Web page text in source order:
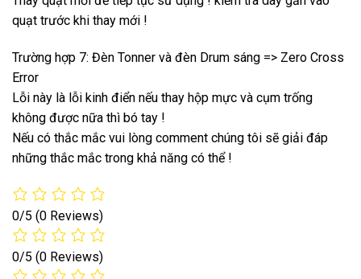
quạt trước khi thay mới !
Trường hợp 7: Đèn Tonner và đèn Drum sáng => Zero Cross
Error
Lỗi này là lỗi kinh điển nếu thay hộp mực và cụm trống
không được nữa thì bó tay !
Nếu có thắc mắc vui lòng comment chúng tôi sẽ giải đáp
những thắc mắc trong khả năng có thể !
0/5 (0 Reviews)
0/5 (0 Reviews)